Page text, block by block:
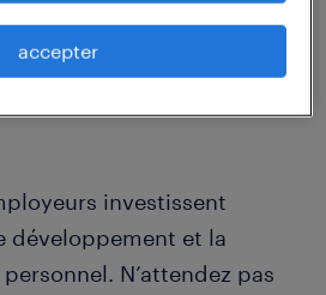
!
investissent
développement et la
N’attendez pas
accepter